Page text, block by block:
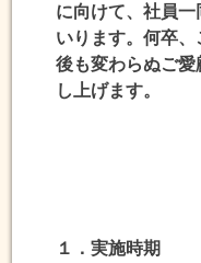
に向けて、社員
いります。何卒
後も変わらぬご愛
し上げます。
１．実施時期